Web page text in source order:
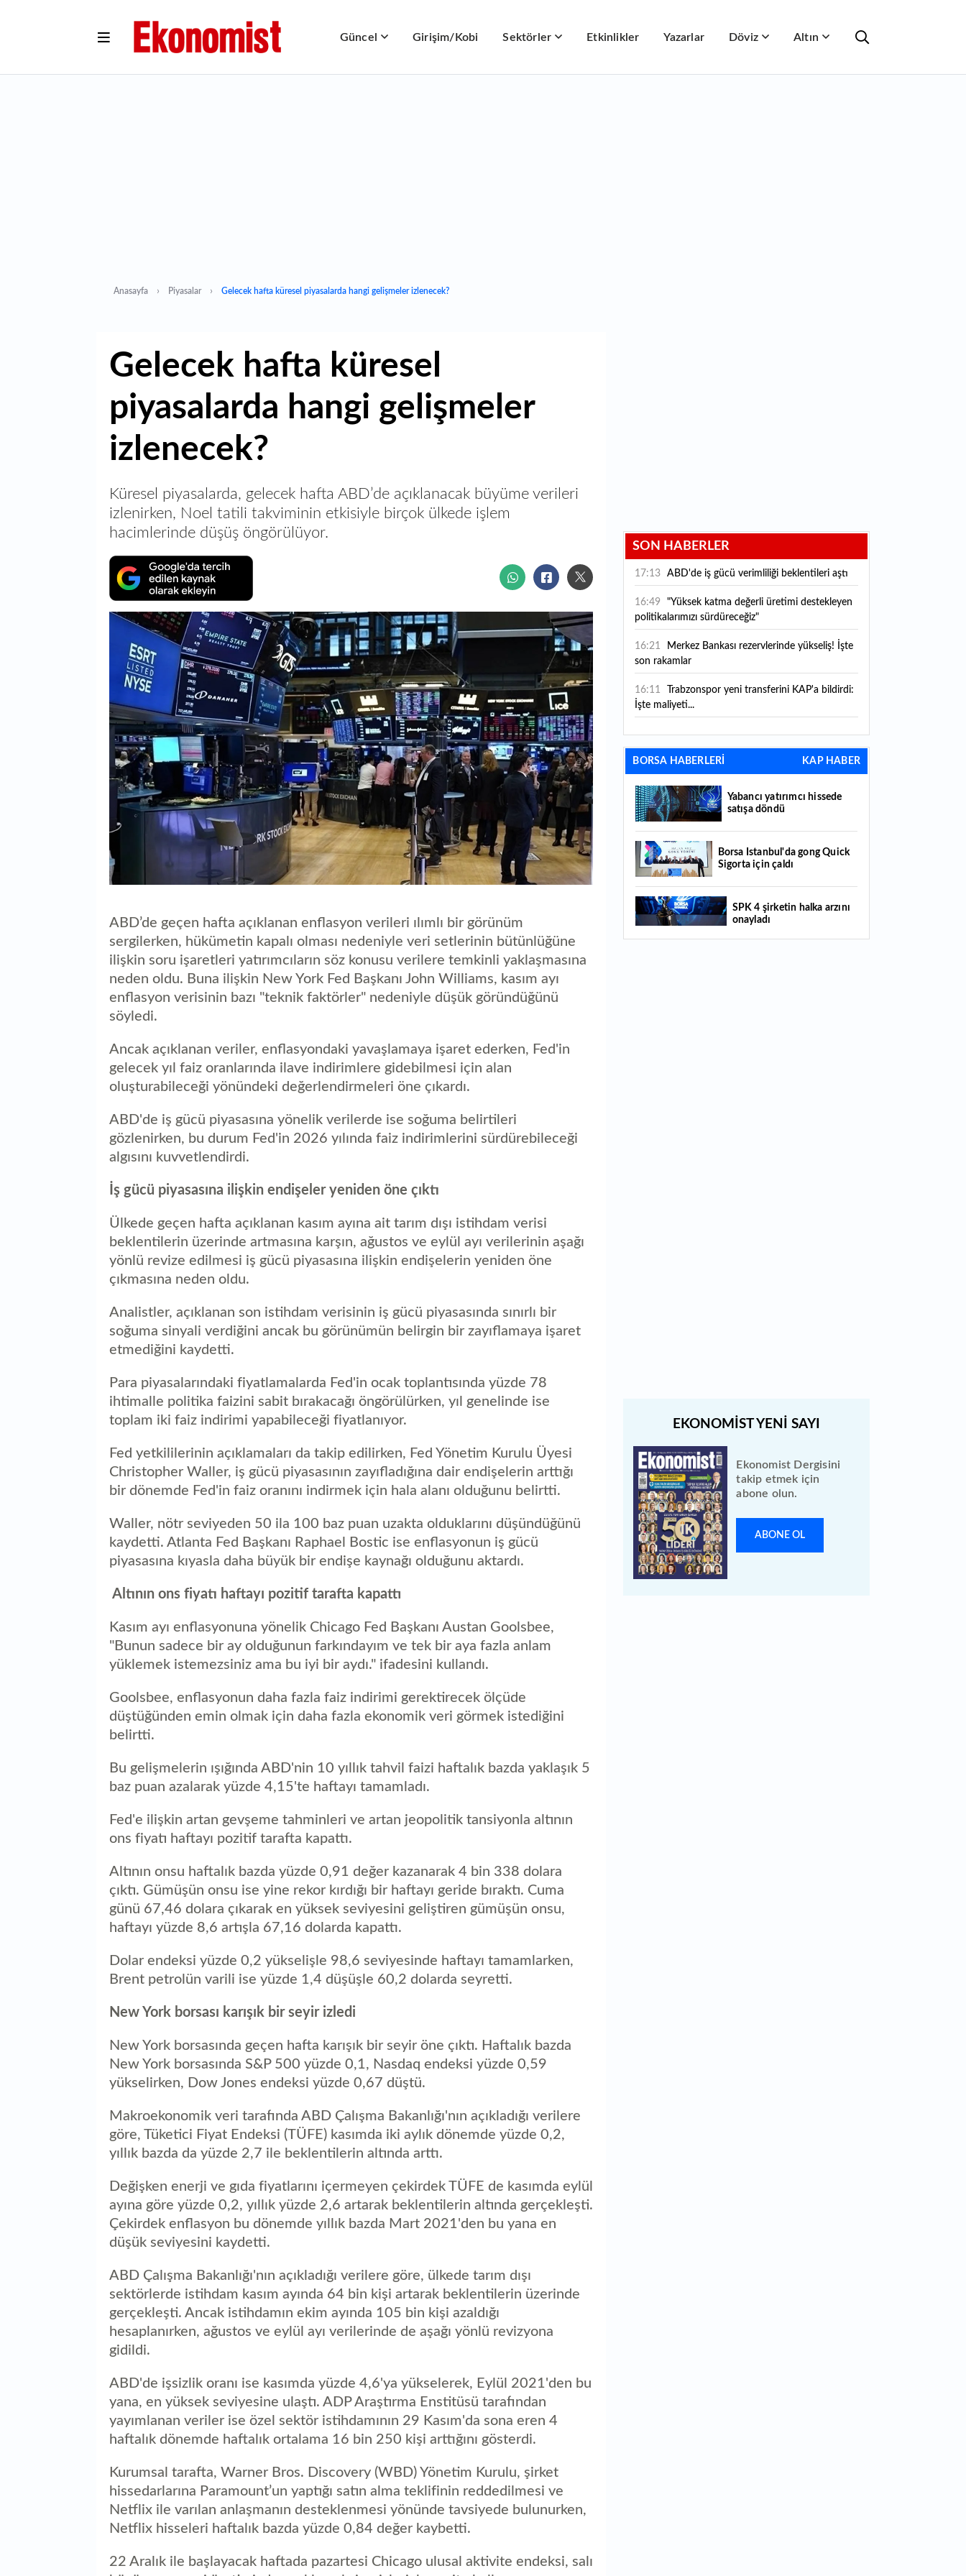
Güncel Girişim/Kobi Sektörler Etkinlikler Yazarlar Döviz Altın
Anasayfa Piyasalar Gelecek hafta küresel piyasalarda hangi gelişmeler izlenecek?
Gelecek hafta küresel
piyasalarda hangi gelişmeler
izlenecek?
Küresel piyasalarda, gelecek hafta ABD’de açıklanacak büyüme verileri
izlenirken, Noel tatili takviminin etkisiyle birçok ülkede işlem
hacimlerinde düşüş öngörülüyor.
ABD’de geçen hafta açıklanan enflasyon verileri ılımlı bir görünüm
sergilerken, hükümetin kapalı olması nedeniyle veri setlerinin bütünlüğüne
ilişkin soru işaretleri yatırımcıların söz konusu verilere temkinli yaklaşmasına
neden oldu. Buna ilişkin New York Fed Başkanı John Williams, kasım ayı
enflasyon verisinin bazı "teknik faktörler" nedeniyle düşük göründüğünü
söyledi.
Ancak açıklanan veriler, enflasyondaki yavaşlamaya işaret ederken, Fed'in
gelecek yıl faiz oranlarında ilave indirimlere gidebilmesi için alan
oluşturabileceği yönündeki değerlendirmeleri öne çıkardı.
ABD'de iş gücü piyasasına yönelik verilerde ise soğuma belirtileri
gözlenirken, bu durum Fed'in 2026 yılında faiz indirimlerini sürdürebileceği
algısını kuvvetlendirdi.
İş gücü piyasasına ilişkin endişeler yeniden öne çıktı
Ülkede geçen hafta açıklanan kasım ayına ait tarım dışı istihdam verisi
beklentilerin üzerinde artmasına karşın, ağustos ve eylül ayı verilerinin aşağı
yönlü revize edilmesi iş gücü piyasasına ilişkin endişelerin yeniden öne
çıkmasına neden oldu.
Analistler, açıklanan son istihdam verisinin iş gücü piyasasında sınırlı bir
soğuma sinyali verdiğini ancak bu görünümün belirgin bir zayıflamaya işaret
etmediğini kaydetti.
Para piyasalarındaki fiyatlamalarda Fed'in ocak toplantısında yüzde 78
ihtimalle politika faizini sabit bırakacağı öngörülürken, yıl genelinde ise
toplam iki faiz indirimi yapabileceği fiyatlanıyor.
Fed yetkililerinin açıklamaları da takip edilirken, Fed Yönetim Kurulu Üyesi
Christopher Waller, iş gücü piyasasının zayıfladığına dair endişelerin arttığı
bir dönemde Fed'in faiz oranını indirmek için hala alanı olduğunu belirtti.
Waller, nötr seviyeden 50 ila 100 baz puan uzakta olduklarını düşündüğünü
kaydetti. Atlanta Fed Başkanı Raphael Bostic ise enflasyonun iş gücü
piyasasına kıyasla daha büyük bir endişe kaynağı olduğunu aktardı.
Altının ons fiyatı haftayı pozitif tarafta kapattı
Kasım ayı enflasyonuna yönelik Chicago Fed Başkanı Austan Goolsbee,
"Bunun sadece bir ay olduğunun farkındayım ve tek bir aya fazla anlam
yüklemek istemezsiniz ama bu iyi bir aydı." ifadesini kullandı.
Goolsbee, enflasyonun daha fazla faiz indirimi gerektirecek ölçüde
düştüğünden emin olmak için daha fazla ekonomik veri görmek istediğini
belirtti.
Bu gelişmelerin ışığında ABD'nin 10 yıllık tahvil faizi haftalık bazda yaklaşık 5
baz puan azalarak yüzde 4,15'te haftayı tamamladı.
Fed'e ilişkin artan gevşeme tahminleri ve artan jeopolitik tansiyonla altının
ons fiyatı haftayı pozitif tarafta kapattı.
Altının onsu haftalık bazda yüzde 0,91 değer kazanarak 4 bin 338 dolara
çıktı. Gümüşün onsu ise yine rekor kırdığı bir haftayı geride bıraktı. Cuma
günü 67,46 dolara çıkarak en yüksek seviyesini geliştiren gümüşün onsu,
haftayı yüzde 8,6 artışla 67,16 dolarda kapattı.
Dolar endeksi yüzde 0,2 yükselişle 98,6 seviyesinde haftayı tamamlarken,
Brent petrolün varili ise yüzde 1,4 düşüşle 60,2 dolarda seyretti.
New York borsası karışık bir seyir izledi
New York borsasında geçen hafta karışık bir seyir öne çıktı. Haftalık bazda
New York borsasında S&P 500 yüzde 0,1, Nasdaq endeksi yüzde 0,59
yükselirken, Dow Jones endeksi yüzde 0,67 düştü.
Makroekonomik veri tarafında ABD Çalışma Bakanlığı'nın açıkladığı verilere
göre, Tüketici Fiyat Endeksi (TÜFE) kasımda iki aylık dönemde yüzde 0,2,
yıllık bazda da yüzde 2,7 ile beklentilerin altında arttı.
Değişken enerji ve gıda fiyatlarını içermeyen çekirdek TÜFE de kasımda eylül
ayına göre yüzde 0,2, yıllık yüzde 2,6 artarak beklentilerin altında gerçekleşti.
Çekirdek enflasyon bu dönemde yıllık bazda Mart 2021'den bu yana en
düşük seviyesini kaydetti.
ABD Çalışma Bakanlığı'nın açıkladığı verilere göre, ülkede tarım dışı
sektörlerde istihdam kasım ayında 64 bin kişi artarak beklentilerin üzerinde
gerçekleşti. Ancak istihdamın ekim ayında 105 bin kişi azaldığı
hesaplanırken, ağustos ve eylül ayı verilerinde de aşağı yönlü revizyona
gidildi.
ABD'de işsizlik oranı ise kasımda yüzde 4,6'ya yükselerek, Eylül 2021'den bu
yana, en yüksek seviyesine ulaştı. ADP Araştırma Enstitüsü tarafından
yayımlanan veriler ise özel sektör istihdamının 29 Kasım'da sona eren 4
haftalık dönemde haftalık ortalama 16 bin 250 kişi arttığını gösterdi.
Kurumsal tarafta, Warner Bros. Discovery (WBD) Yönetim Kurulu, şirket
hissedarlarına Paramount’un yaptığı satın alma teklifinin reddedilmesi ve
Netflix ile varılan anlaşmanın desteklenmesi yönünde tavsiyede bulunurken,
Netflix hisseleri haftalık bazda yüzde 0,84 değer kaybetti.
22 Aralık ile başlayacak haftada pazartesi Chicago ulusal aktivite endeksi, salı
SON HABERLER
17:13 ABD'de iş gücü verimliliği beklentileri aştı
16:49
"Yüksek katma değerli üretimi destekleyen
politikalarımızı sürdüreceğiz"
16:21
son rakamlar
16:11
İşte maliyeti...
16:09 TMO 2026-2027 fındık alım fiyatlarını
açıkladı!
geriledi
15:07 Yabancı yatırımcı hissede satışa döndü
14:39
liraya geriledi
14:29 Türkiye'de her 4 kişiden 3'ü internet
bankacılığı kullanıyor
14:26 Türkiye'nin 2026 dijital karnesi: En çok
BORSA HABERLERİ KAP HABER
Yabancı yatırımcı hissede
satışa döndü
Borsa İstanbul'da gong Quick
Sigorta için çaldı
SPK 4 şirketin halka arzını
onayladı
Ekonomist Dergisini
takip etmek için
abone olun.
ABONE OL